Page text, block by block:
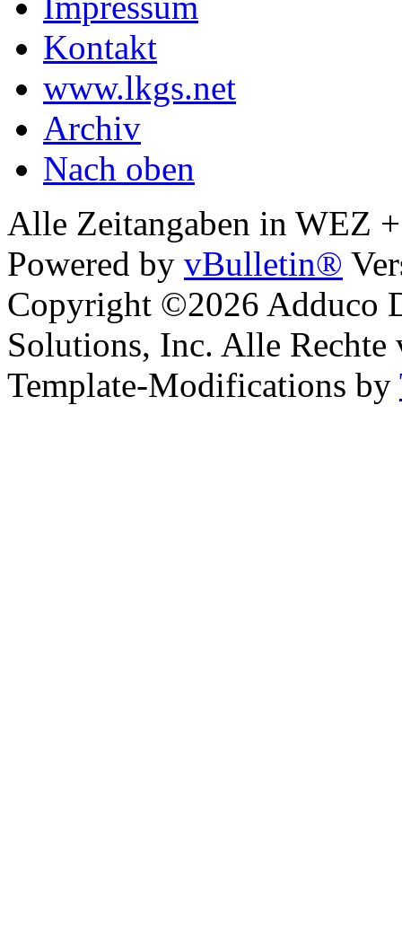
Kontakt
www.lkgs.net
Archiv
Nach oben
Alle Zeitangaben in WEZ
Powered by vBulletin®
Copyright ©2026 Adduco
Solutions, Inc. Alle Rechte
Template-Modifications by